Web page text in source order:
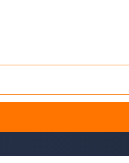
en Île-de-Francepour
complète ou des
espaces avec